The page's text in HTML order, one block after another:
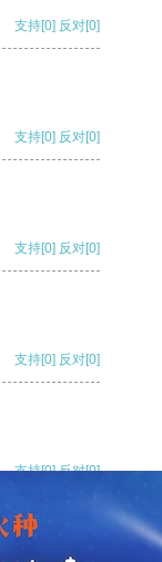
支持[0] 反对[0]
支持[0] 反对[0]
支持[0] 反对[0]
支持[0] 反对[0]
支持[0] 反对[0]